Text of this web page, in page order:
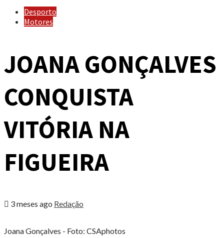
Desporto
Motores
JOANA GONÇALVES
CONQUISTA
VITÓRIA NA
FIGUEIRA
3 meses ago Redação
Joana Gonçalves - Foto: CSAphotos